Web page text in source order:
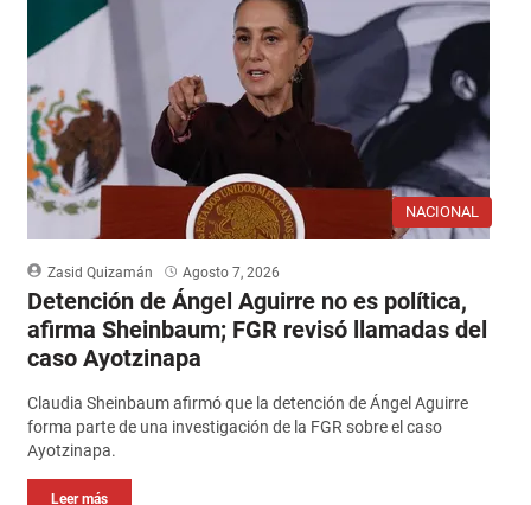
NACIONAL
Zasid Quizamán Agosto 7, 2026
Detención de Ángel Aguirre no es política,
afirma Sheinbaum; FGR revisó llamadas del
caso Ayotzinapa
Claudia Sheinbaum afirmó que la detención de Ángel Aguirre
forma parte de una investigación de la FGR sobre el caso
Ayotzinapa.
Leer más